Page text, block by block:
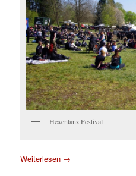
Hexentanz Festival
Weiterlesen →